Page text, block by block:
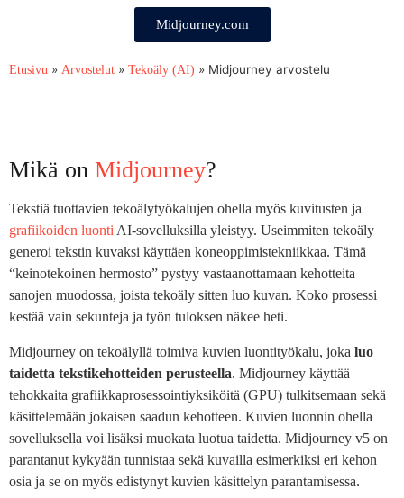
Midjourney.com
Etusivu » Arvostelut » Tekoäly (AI) » Midjourney arvostelu
Mikä on Midjourney?
Tekstiä tuottavien tekoälytyökalujen ohella myös kuvitusten ja
grafiikoiden luonti AI-sovelluksilla yleistyy. Useimmiten tekoäly
generoi tekstin kuvaksi käyttäen koneoppimistekniikkaa. Tämä
“keinotekoinen hermosto” pystyy vastaanottamaan kehotteita
sanojen muodossa, joista tekoäly sitten luo kuvan. Koko prosessi
kestää vain sekunteja ja työn tuloksen näkee heti.
Midjourney on tekoälyllä toimiva kuvien luontityökalu, joka luo
taidetta tekstikehotteiden perusteella. Midjourney käyttää
tehokkaita grafiikkaprosessointiyksiköitä (GPU) tulkitsemaan sekä
käsittelemään jokaisen saadun kehotteen. Kuvien luonnin ohella
sovelluksella voi lisäksi muokata luotua taidetta. Midjourney v5 on
parantanut kykyään tunnistaa sekä kuvailla esimerkiksi eri kehon
osia ja se on myös edistynyt kuvien käsittelyn parantamisessa.